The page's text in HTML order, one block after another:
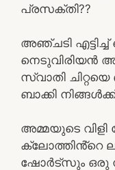
പ്രസക്തി??
അഞ്ചടി
നെടുവിരിയൻ
സ്വാതി ചിറ്റയെ
ബാക്കി
അമ്മയുടെ വിളി
ക്ലോത്തിൻ്റെ
ഷോർട്സും ഒരു